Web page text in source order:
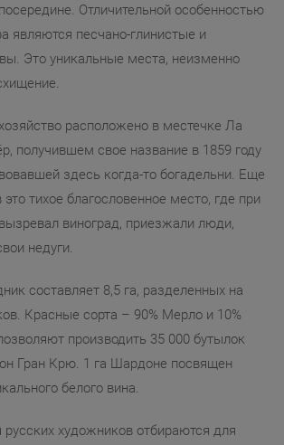
Отличительной особенностью
являются песчано-глинистые и
Это уникальные места, неизменно
расположено в местечке Ла
получившем свое название в 1859 году
здесь когда-то богадельни. Еще
это тихое благословенное место, где при
виноград, приезжали люди,
недуги.
составляет 8,5 га, разделенных на
Красные сорта – 90% Мерло и 10%
производить 35 000 бутылок
Гран Крю. 1 га Шардоне посвящен
белого вина.
художников отбираются для